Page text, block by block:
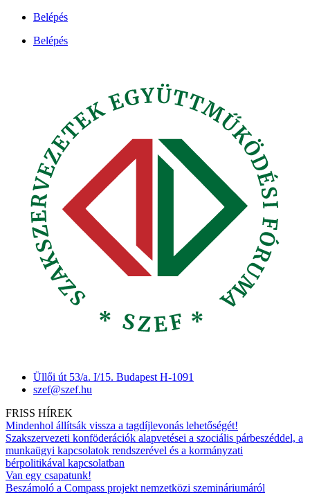
Ugrás
tartalomhoz
Belépés
Belépés
Üllői út 53/a. I/15. Budapest H-1091
szef@szef.hu
FRISS HÍREK
Mindenhol állítsák vissza a tagdíjlevonás lehetőségét!
Szakszervezeti konföderációk alapvetései a szociális párbeszéddel, a
munkaügyi kapcsolatok rendszerével és a kormányzati
bérpolitikával kapcsolatban
Van egy csapatunk!
Beszámoló a Compass projekt nemzetközi szemináriumáról